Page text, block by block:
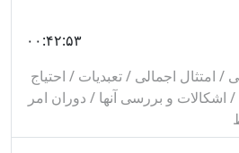
و مبين از مهم‌ترين مباحث اين
ادله عقلى، احكام قطع، حجّيت
قطع و اقسام آن، امارات غير
۰۰:۴۲:۵۳
اجمالی / تعبدیات / احتیاج
و بررسی آنها / دوران امر